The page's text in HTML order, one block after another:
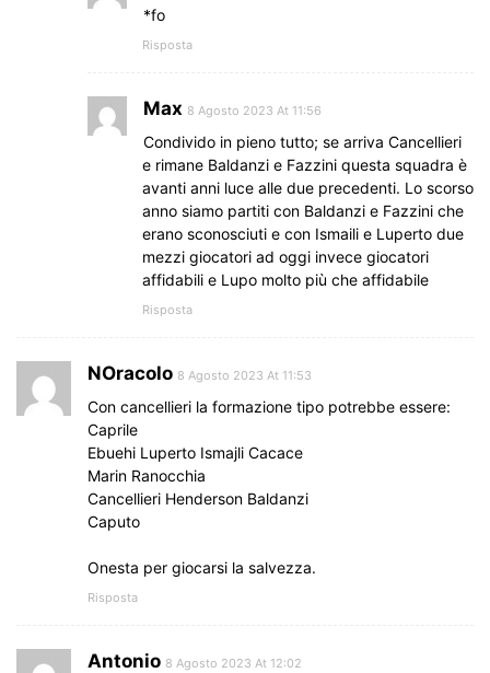
*fo
Risposta
Max 8 Agosto 2023 At 11:56
Condivido in pieno tutto; se arriva Cancellieri
e rimane Baldanzi e Fazzini questa squadra è
avanti anni luce alle due precedenti. Lo scorso
anno siamo partiti con Baldanzi e Fazzini che
erano sconosciuti e con Ismaili e Luperto due
mezzi giocatori ad oggi invece giocatori
affidabili e Lupo molto più che affidabile
Risposta
NOracolo 8 Agosto 2023 At 11:53
Con cancellieri la formazione tipo potrebbe essere:
Caprile
Ebuehi Luperto Ismajli Cacace
Marin Ranocchia
Cancellieri Henderson Baldanzi
Caputo
Onesta per giocarsi la salvezza.
Risposta
Antonio 8 Agosto 2023 At 12:02